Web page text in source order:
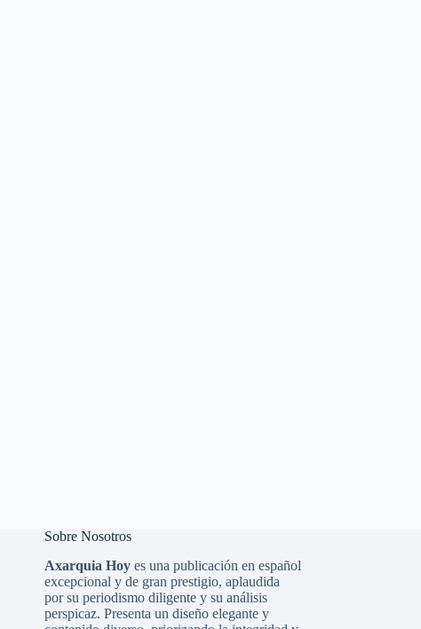
Sobre Nosotros
Axarquia Hoyes una publicación en español
excepcional y de gran prestigio, aplaudida
por su periodismo diligente y su análisis
perspicaz. Presenta un diseño elegante y